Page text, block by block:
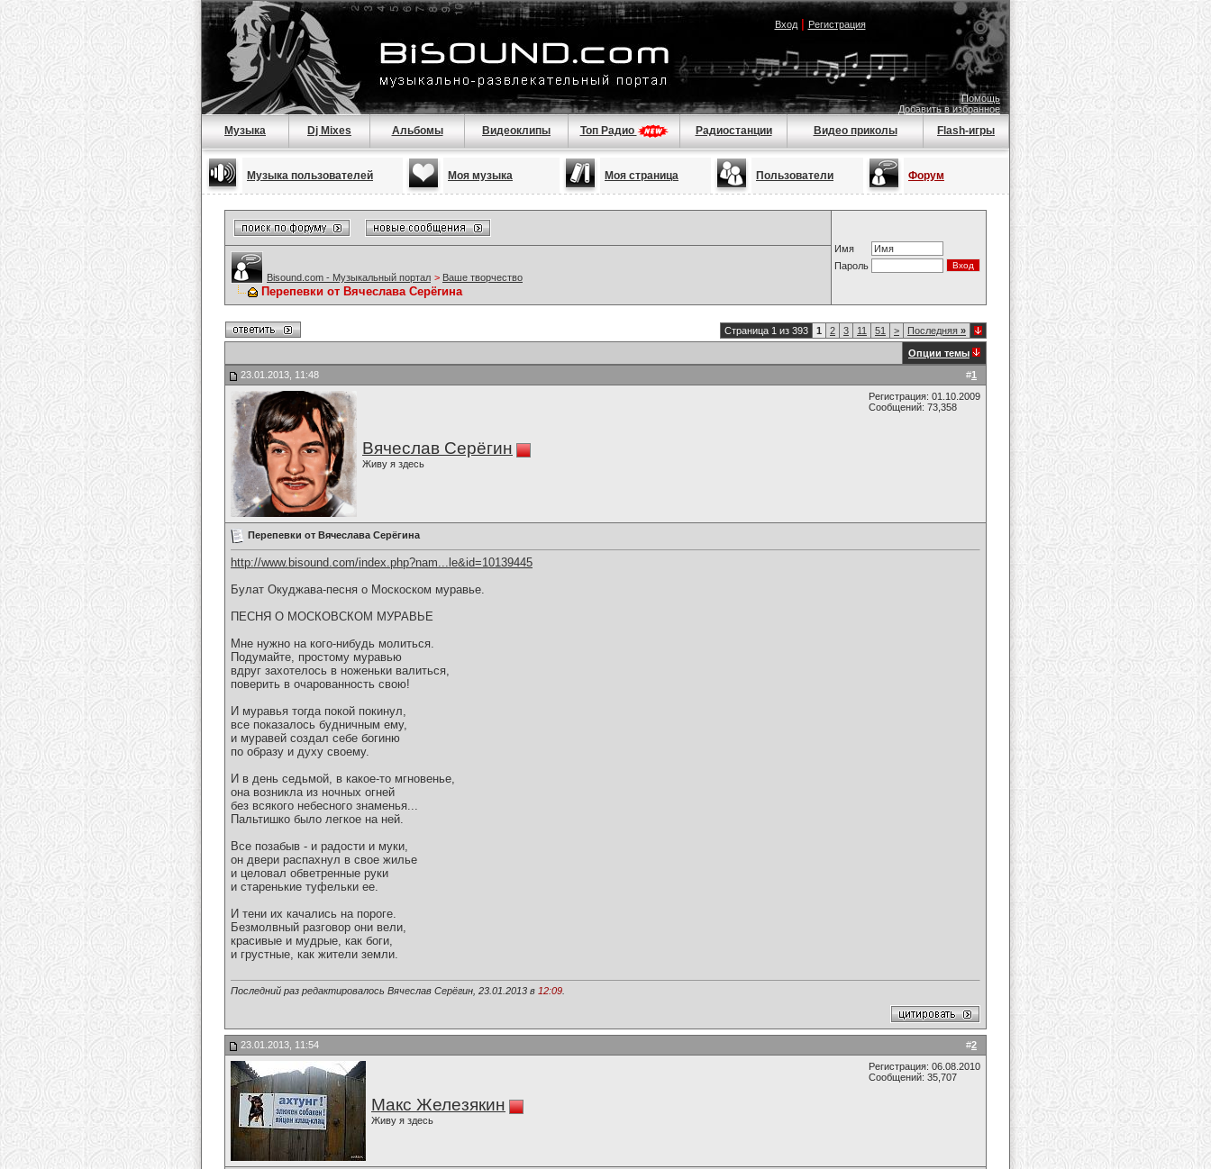
Вход| Регистрация
Помощь
Добавить в избранное
Музыка Dj Mixes Альбомы Видеоклипы Топ Радио Радиостанции Видео приколы Flash-игры
Музыка пользователей Моя музыка Моя страница Пользователи Форум
Имя
Пароль
Bisound.com - Музыкальный портал > Ваше творчество
Перепевки от Вячеслава Серёгина
Страница 1 из 393 1 2 3 11 51 > Последняя »
Опции темы
#1
23.01.2013, 11:48
Вячеслав Серёгин
Живу я здесь
Регистрация: 01.10.2009
Сообщений: 73,358
Перепевки от Вячеслава Серёгина
http://www.bisound.com/index.php?nam...le&id=10139445
Булат Окуджава-песня о Москоском муравье.
ПЕСНЯ О МОСКОВСКОМ МУРАВЬЕ
Мне нужно на кого-нибудь молиться.
Подумайте, простому муравью
вдруг захотелось в ноженьки валиться,
поверить в очарованность свою!
И муравья тогда покой покинул,
все показалось будничным ему,
и муравей создал себе богиню
по образу и духу своему.
И в день седьмой, в какое-то мгновенье,
она возникла из ночных огней
без всякого небесного знаменья...
Пальтишко было легкое на ней.
Все позабыв - и радости и муки,
он двери распахнул в свое жилье
и целовал обветренные руки
и старенькие туфельки ее.
И тени их качались на пороге.
Безмолвный разговор они вели,
красивые и мудрые, как боги,
и грустные, как жители земли.
Последний раз редактировалось Вячеслав Серёгин, 23.01.2013 в 12:09
#2
23.01.2013, 11:54
Макс Железякин
Живу я здесь
Регистрация: 06.08.2010
Сообщений: 35,707